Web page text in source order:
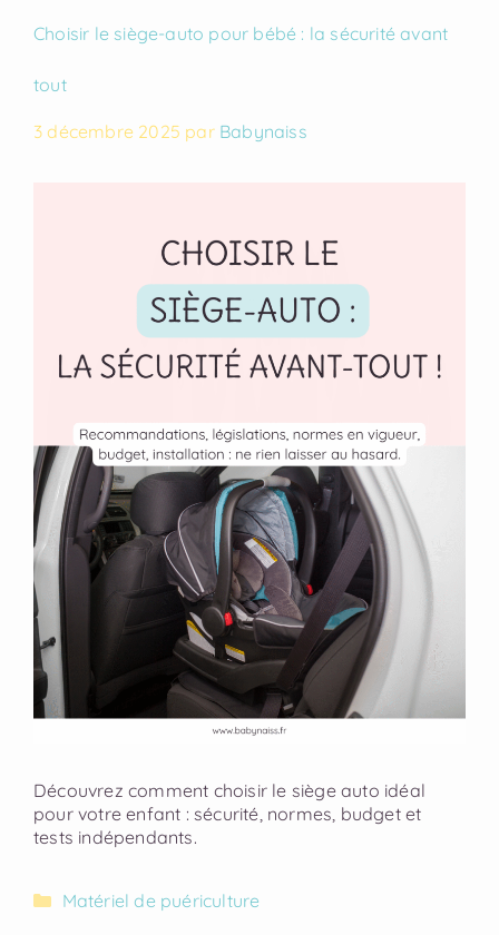
Choisir le siège-auto pour bébé : la sécurité avant
tout
3 décembre 2025 par Babynaiss
Découvrez comment choisir le siège auto idéal
pour votre enfant : sécurité, normes, budget et
tests indépendants.
Matériel de puériculture